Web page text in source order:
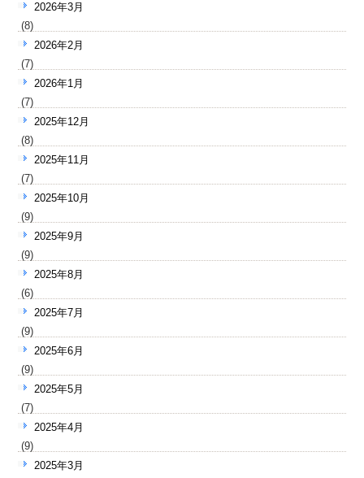
2026年3月
(8)
2026年2月
(7)
2026年1月
(7)
2025年12月
(8)
2025年11月
(7)
2025年10月
(9)
2025年9月
(9)
2025年8月
(6)
2025年7月
(9)
2025年6月
(9)
2025年5月
(7)
2025年4月
(9)
2025年3月